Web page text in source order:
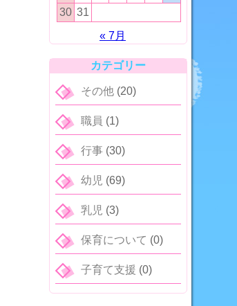
30 31
« 7月
カテゴリー
その他(20)
職員 (1)
行事(30)
幼児 (69)
乳児 (3)
保育について (0)
子育て支援 (0)